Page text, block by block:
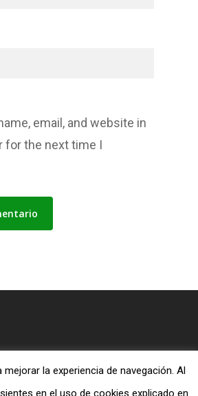
email, and website in
for the next time I
la experiencia de navegación. Al
en el uso de cookies explicado en